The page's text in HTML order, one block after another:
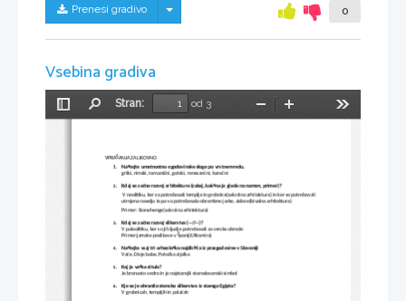
Prenesi gradivo Skrij/prikaži meni 0
Vsebina gradiva
Preklopi
Stran:
od 3
Pomanjšaj
VPRAŠANJA ZA LIKOVNO
1.
Naštejte umetnostno-zgodovinske sloge po vrstnem redu.
grški, rimski, romanični, gotski, renesančni, baročni
2.
Kdaj se začne razvoj arhitekture (zakaj, kakšna je glede na namen, primer)?
V neolitiku, ker so potrebovali templje in grobnice(sakralna arhitektura) in ker so potrebovali
utrnjena naselja ta pa so potrebovala obrambne jarke, zidove(bivalna arhitektura)
Primer: Stonehenge(sakralna arhitektura)
3.
Kdaj se začne razvoj slikarstva (--//--)?
V paleolitiku, ker so jih ljudje potrebovali za verske obrede
Primer:jamske poslikave v Španiji(Altamira)
4.
Naštejte vsaj tri arheološka najdbišča iz prazgodovine v Sloveniji
Vače, Divje babe, Potočka zijalka
5.
Kaj je vaška situla?
Je bronasto vedro in je najstarejši staroslovenski simbol
6.
Kje se je ohranilo stensko slikarstvo iz starega Egipta?
V grobnicah, templjih in palačah